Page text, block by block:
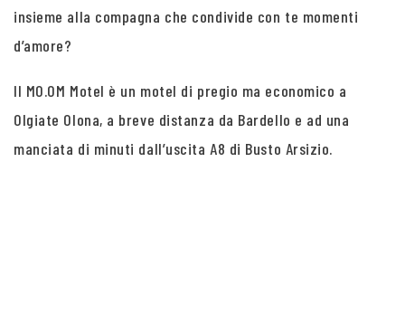
insieme alla compagna che condivide con te momenti
d’amore?
Il MO.OM Motel è un motel di pregio ma economico a
Olgiate Olona, a breve distanza da Bardello e ad una
manciata di minuti dall’uscita A8 di Busto Arsizio.